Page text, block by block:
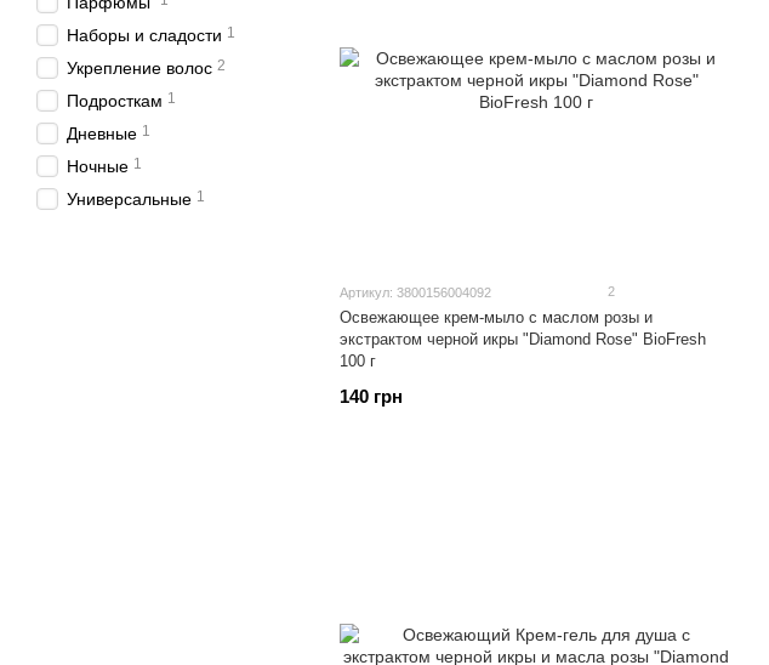
Артикул: 3800156004092 2
Освежающее крем-мыло с маслом розы и
экстрактом черной икры "Diamond Rose" BioFresh
100 г
140 грн
Наборы и сладости 1
Укрепление волос 2
Подросткам 1
Дневные 1
Ночные 1
Универсальные 1